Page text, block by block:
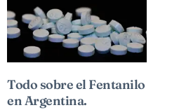
Todo sobre el Fentanilo
en Argentina.